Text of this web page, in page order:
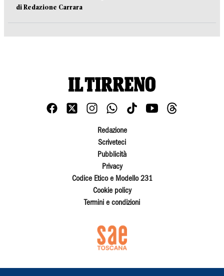
di Redazione Carrara
Redazione
Scriveteci
Pubblicità
Privacy
Codice Etico e Modello 231
Cookie policy
Termini e condizioni